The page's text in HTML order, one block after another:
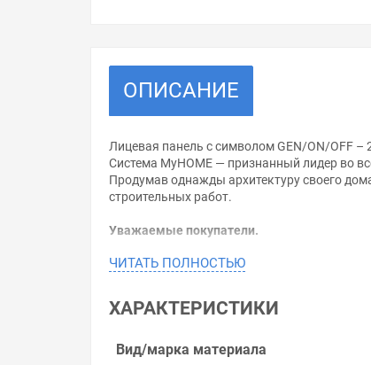
ОПИСАНИЕ
Лицевая панель с символом GEN/ON/OFF –
Система MyHOME — признанный лидер во
Продумав однажды архитектуру своего
строительных работ.
Уважаемые покупатели.
Обращаем Ваше внимание, что размещенная
Производитель оставляет за собой право
Цена на Valena ALLURE MyHome.Лицевая
ЧИТАТЬ ПОЛНОСТЬЮ
ХАРАКТЕРИСТИКИ
Вид/марка материала